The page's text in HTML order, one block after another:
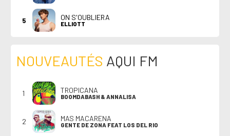
5 ON S'OUBLIERA
ELLIOTT
NOUVEAUTÉS AQUI FM
1 TROPICANA
BOOMDABASH & ANNALISA
2 MAS MACARENA
GENTE DE ZONA FEAT LOS DEL RIO